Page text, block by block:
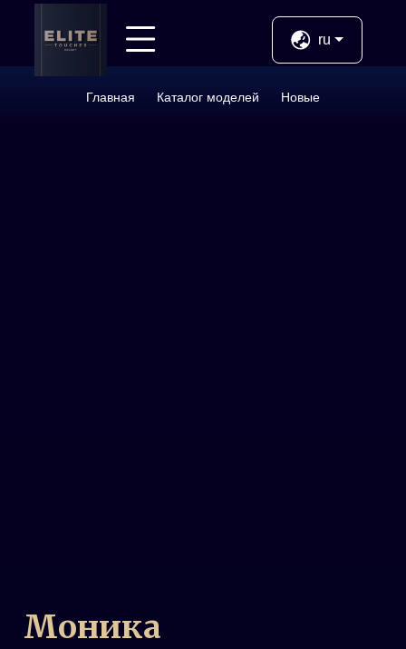
ru
Главная Каталог моделей Новые
Моника
Услуги